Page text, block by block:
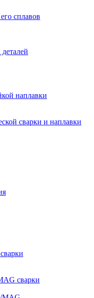
сплавов
наплавки
сварки и наплавки
сварки